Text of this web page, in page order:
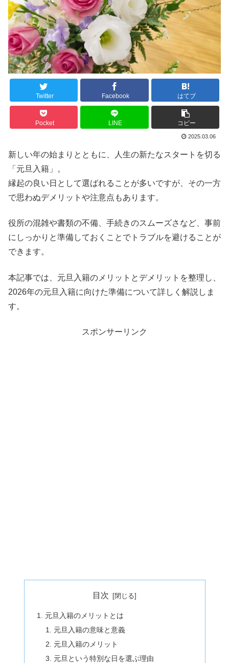
Twitter Facebook はてブ
Pocket LINE コピー
2025.03.06
新しい年の始まりとともに、人生の新たなスタートを切る
「元旦入籍」。
縁起の良い日として選ばれることが多いですが、その一方
で思わぬデメリットや注意点もあります。
役所の混雑や書類の不備、手続きのスムーズさなど、事前
にしっかりと準備しておくことでトラブルを避けることが
できます。
本記事では、元旦入籍のメリットとデメリットを整理し、
2026年の元旦入籍に向けた準備について詳しく解説しま
す。
スポンサーリンク
目次
元旦入籍のメリットとは
元旦入籍の意味と意義
元旦入籍のメリット
元旦という特別な日を選ぶ理由